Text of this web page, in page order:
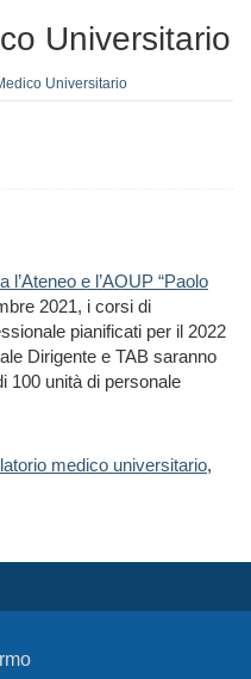
Universitario
Universitario
e l’AOUP “Paolo
2021, i corsi di
pianificati per il 2022
Dirigente e TAB saranno
100 unità di personale
medico universitario,